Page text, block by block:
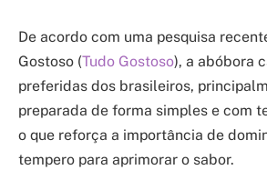
De acordo com uma pesquisa
Gostoso (Tudo Gostoso), a abóbora
preferidas dos brasileiros,
preparada de forma simples e com
o que reforça a importância de
tempero para aprimorar o sabor.